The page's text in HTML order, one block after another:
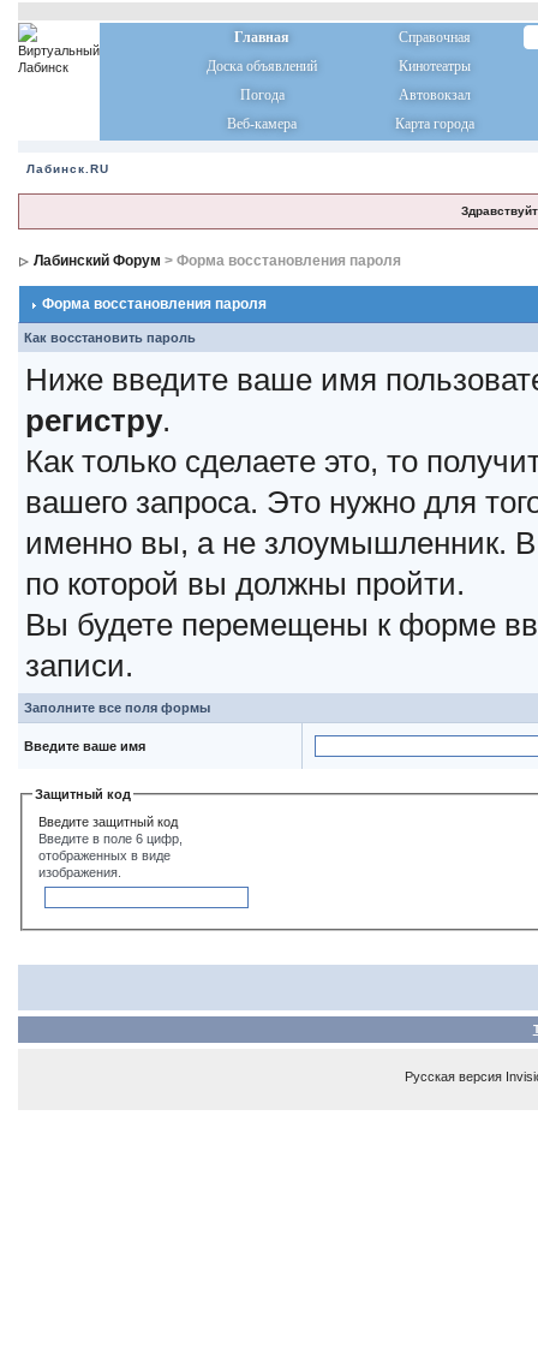
Главная
Справочная
Доска объявлений
Кинотеатры
Погода
Автовокзал
Веб-камера
Карта города
Лабинск.RU
Лабинский Форум > Форма восстановления пароля
Форма восстановления пароля
Как восстановить пароль
Ниже введите ваше имя
регистру.
Как только сделаете это, то
вашего запроса. Это нужно для
именно вы, а не злоумышленник. В
по которой вы должны пройти.
Вы будете перемещены к форме
записи.
Заполните все поля формы
Введите ваше имя
Защитный код
Введите защитный код
Введите в поле 6 цифр,
отображенных в виде
изображения.
Русская версия